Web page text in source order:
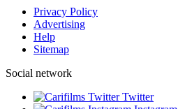
Privacy Policy
Advertising
Help
Sitemap
Social network
Twitter